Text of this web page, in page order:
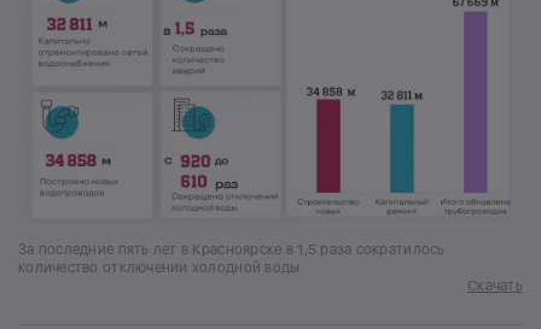
За последние пять лет в Красноярске в 1,5 раза сократилось
количество отключении холодной воды
Скачать